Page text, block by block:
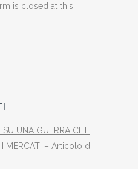
is closed at this
UNA GUERRA CHE
I MERCATI – Articolo di